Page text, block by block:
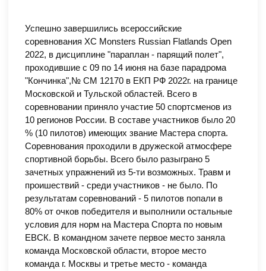
Успешно завершились всероссийские
соревнования XC Monsters Russian Flatlands Open
2022, в дисциплине "параплан - парящий полет",
проходившие с 09 по 14 июня на базе парадрома
"Кончинка",№ СМ 12170 в ЕКП РФ 2022г. на границе
Московской и Тульской областей. Всего в
соревновании приняло участие 50 спортсменов из
10 регионов России. В составе участников было 20
% (10 пилотов) имеющих звание Мастера спорта.
Соревнования проходили в дружеской атмосфере
спортивной борьбы. Всего было разыграно 5
зачетных упражнений из 5-ти возможных. Травм и
проишествий - среди участников - не было. По
результатам соревнований - 5 пилотов попали в
80% от очков победителя и выполнили остальные
условия для норм на Мастера Спорта по новым
ЕВСК. В командном зачете первое место заняла
команда Московской области, второе место
команда г. Москвы и третье место - команда